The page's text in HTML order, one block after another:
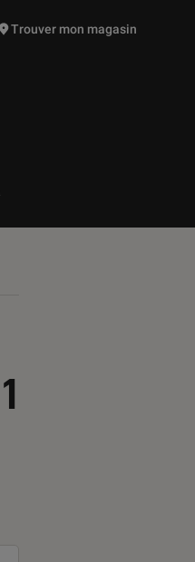
vous être proposées
Trouver mon magasin